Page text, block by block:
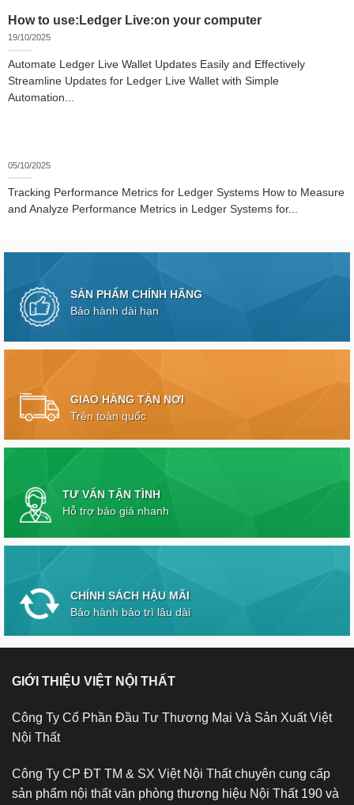
How to use:Ledger Live:on your computer
19/10/2025
Automate Ledger Live Wallet Updates Easily and Effectively
Streamline Updates for Ledger Live Wallet with Simple
Automation...
05/10/2025
Tracking Performance Metrics for Ledger Systems How to Measure
and Analyze Performance Metrics in Ledger Systems for...
SẢN PHẨM CHÍNH HÃNG
Bảo hành dài hạn
GIAO HÀNG TẬN NƠI
Trên toàn quốc
TƯ VẤN TẬN TÌNH
Hỗ trợ báo giá nhanh
CHÍNH SÁCH HẬU MÃI
Bảo hành bảo trì lâu dài
GIỚI THIỆU VIỆT NỘI THẤT
Công Ty Cổ Phần Đầu Tư Thương Mại Và Sản Xuất Việt
Nội Thất
Công Ty CP ĐT TM & SX Việt Nội Thất chuyên cung cấp
sản phẩm nội thất văn phòng thương hiệu Nội Thất 190 và